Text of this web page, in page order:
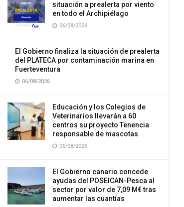
situación a prealerta por viento
en todo el Archipiélago
06/08/2026
El Gobierno finaliza la situación de prealerta
del PLATECA por contaminación marina en
Fuerteventura
06/08/2026
Educación y los Colegios de
Veterinarios llevarán a 60
centros su proyecto Tenencia
responsable de mascotas
06/08/2026
El Gobierno canario concede
ayudas del POSEICAN-Pesca al
sector por valor de 7,09 M€ tras
aumentar las cuantías